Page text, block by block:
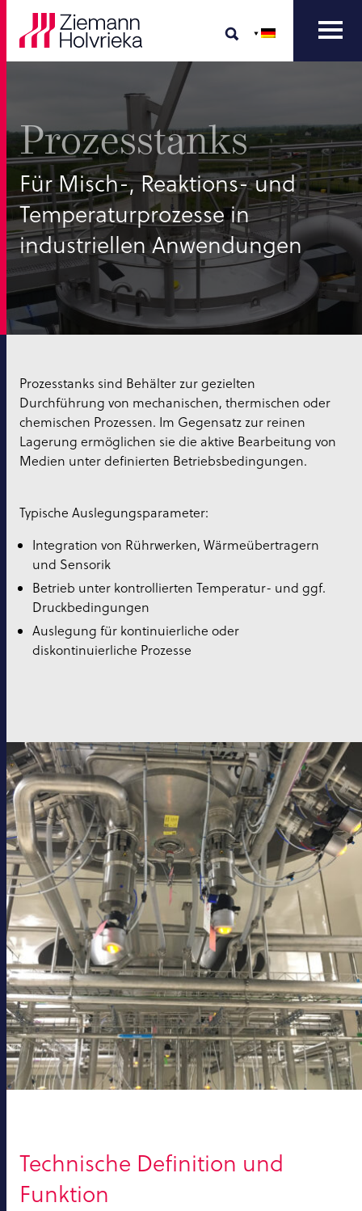
Prozesstanks
Für Misch-, Reaktions- und
Temperaturprozesse in
industriellen Anwendungen
Prozesstanks sind Behälter zur gezielten
Durchführung von mechanischen, thermischen oder
chemischen Prozessen. Im Gegensatz zur reinen
Lagerung ermöglichen sie die aktive Bearbeitung von
Medien unter definierten Betriebsbedingungen.
Typische Auslegungsparameter:
Integration von Rührwerken, Wärmeübertragern
und Sensorik
Betrieb unter kontrollierten Temperatur- und ggf.
Druckbedingungen
Auslegung für kontinuierliche oder
diskontinuierliche Prozesse
Technische Definition und
Funktion